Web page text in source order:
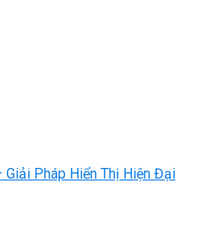
Giải Pháp Hiển Thị Hiện Đại